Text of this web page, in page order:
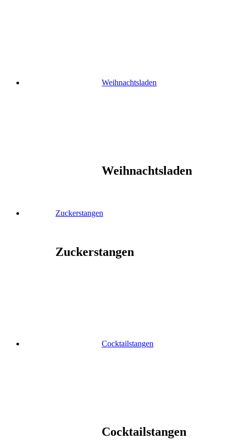
Weihnachtsladen
Weihnachtsladen
Zuckerstangen
Zuckerstangen
Cocktailstangen
Cocktailstangen